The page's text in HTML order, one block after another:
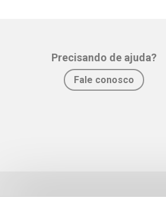
Precisando de ajuda?
Fale conosco